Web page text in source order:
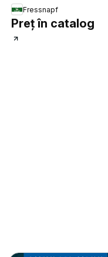
Fressnapf
Preț în catalog